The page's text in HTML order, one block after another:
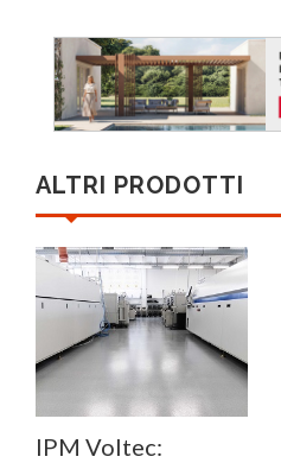
ALTRI PRODOTTI
IPM Voltec: